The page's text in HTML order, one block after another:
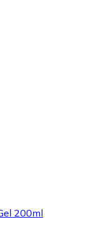
200ml